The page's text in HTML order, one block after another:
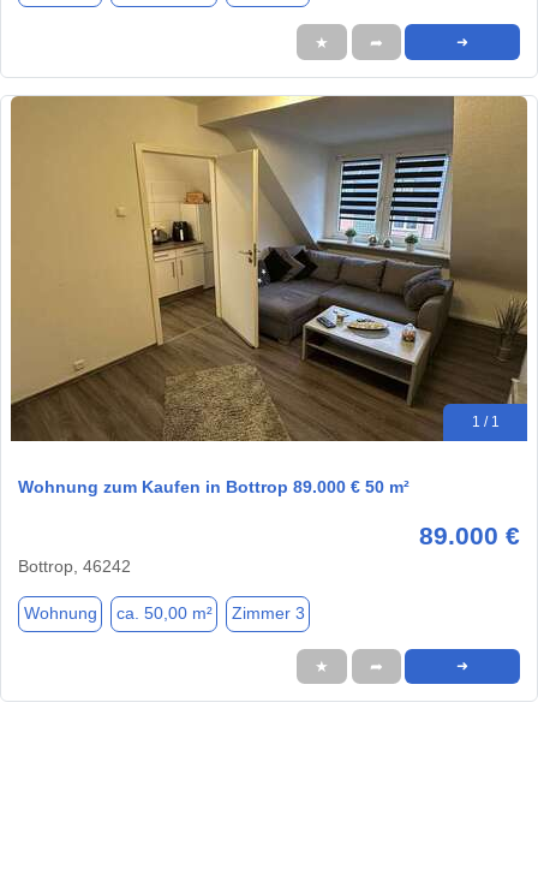
★ ➦ ➜
1 / 1
Wohnung zum Kaufen in Bottrop 89.000 € 50 m²
89.000 €
Bottrop, 46242
Wohnung ca. 50,00 m² Zimmer 3
★ ➦ ➜